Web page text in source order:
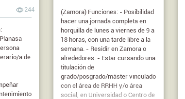
244
a de
(Zamora) Funciones: - Posibilidad
hacer una jornada completa en
horquilla de lunes a viernes de 9 a
18 horas, con una tarde libre a la
semana. - Residir en Zamora o
alrededores. - Estar cursando una
titulación de
grado/posgrado/máster vinculado
con el área de RRHH y/o área
social, en Universidad o Centro de